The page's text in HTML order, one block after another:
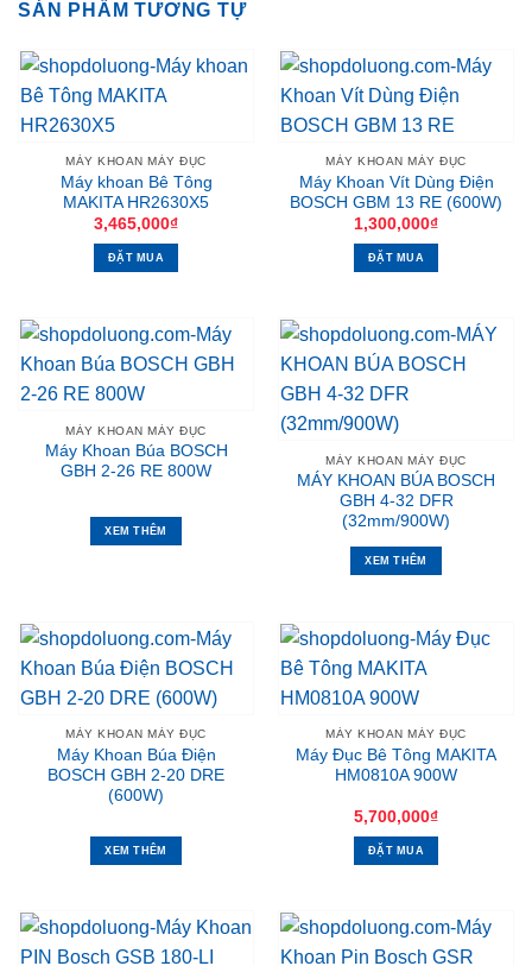
SẢN PHẨM TƯƠNG TỰ
MÁY KHOAN MÁY ĐỤC
Máy khoan Bê Tông
MAKITA HR2630X5
3,465,000₫
ĐẶT MUA
MÁY KHOAN MÁY ĐỤC
Máy Khoan Vít Dùng Điện
BOSCH GBM 13 RE (600W)
1,300,000₫
ĐẶT MUA
MÁY KHOAN MÁY ĐỤC
Máy Khoan Búa BOSCH
GBH 2-26 RE 800W
XEM THÊM
MÁY KHOAN MÁY ĐỤC
MÁY KHOAN BÚA BOSCH
GBH 4-32 DFR
(32mm/900W)
XEM THÊM
MÁY KHOAN MÁY ĐỤC
Máy Khoan Búa Điện
BOSCH GBH 2-20 DRE
(600W)
XEM THÊM
MÁY KHOAN MÁY ĐỤC
Máy Đục Bê Tông MAKITA
HM0810A 900W
5,700,000₫
ĐẶT MUA